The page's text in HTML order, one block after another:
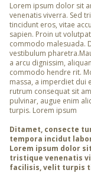
Lorem ipsum dolor sit
venenatis viverra. Sed
tincidunt eros, vitae
sapien. Proin ut
commodo malesuada.
vestibulum
a arcu dignissim,
commodo hendre rit.
massa, a imperdiet dui
rutrum consequat sit
pulvinar, augue enim
turpis. Lorem ipsum
Ditamet, consecte
tempora incidut
Lorem ipsum dolor
tristique venenatis
facilisis, velit turpis